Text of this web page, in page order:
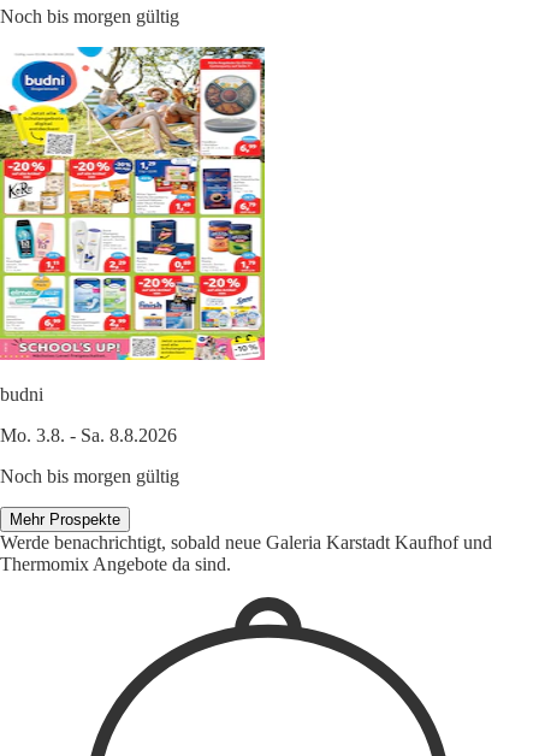
Noch bis morgen gültig
budni
Mo. 3.8. - Sa. 8.8.2026
Noch bis morgen gültig
Mehr Prospekte
Werde benachrichtigt, sobald neue Galeria Karstadt Kaufhof und
Thermomix Angebote da sind.